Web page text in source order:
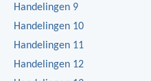
Handelingen 9
Handelingen 10
Handelingen 11
Handelingen 12